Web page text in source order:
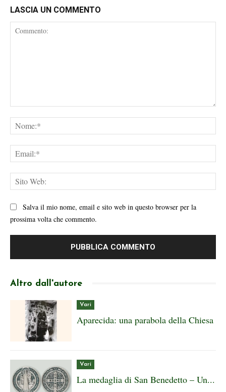
LASCIA UN COMMENTO
Salva il mio nome, email e sito web in questo browser per la
prossima volta che commento.
Altro dall'autore
Vari
Aparecida: una parabola della Chiesa
Vari
La medaglia di San Benedetto – Un...